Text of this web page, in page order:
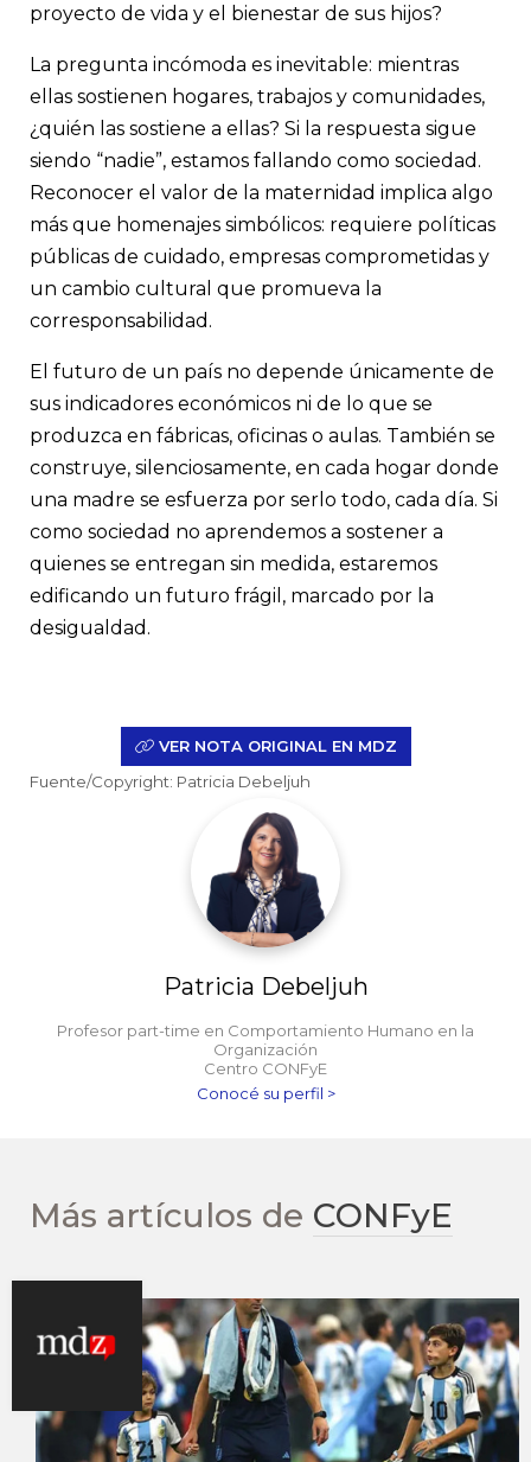
Patricia Debeljuh
Profesor part-time en Comportamiento Humano en la
Organización
Centro CONFyE
Conocé su perfil >
proyecto de vida y el bienestar de sus hijos?
La pregunta incómoda es inevitable: mientras
ellas sostienen hogares, trabajos y comunidades,
¿quién las sostiene a ellas? Si la respuesta sigue
siendo “nadie”, estamos fallando como sociedad.
Reconocer el valor de la maternidad implica algo
más que homenajes simbólicos: requiere políticas
públicas de cuidado, empresas comprometidas y
un cambio cultural que promueva la
corresponsabilidad.
El futuro de un país no depende únicamente de
sus indicadores económicos ni de lo que se
produzca en fábricas, oficinas o aulas. También se
construye, silenciosamente, en cada hogar donde
una madre se esfuerza por serlo todo, cada día. Si
como sociedad no aprendemos a sostener a
quienes se entregan sin medida, estaremos
edificando un futuro frágil, marcado por la
desigualdad.
VER NOTA ORIGINAL EN MDZ
Fuente/Copyright: Patricia Debeljuh
Más artículos de CONFyE